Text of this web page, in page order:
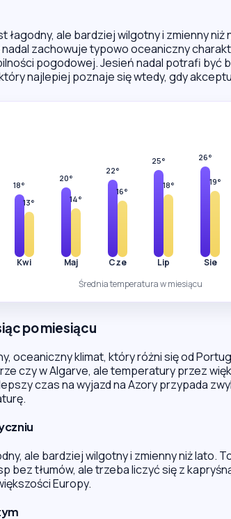
łagodny, ale bardziej wilgotny i zmienny
zachowuje typowo oceaniczny
pogodowej. Jesień nadal potrafi być
najlepiej poznaje się wtedy, gdy
18°
13°
Kwi
20°
14°
Maj
22°
16°
Cze
25°
18°
Lip
26°
19°
Sie
Średnia temperatura w miesiącu
po miesiącu
oceaniczny klimat, który różni się od
czy w Algarve, ale temperatury przez
czas na wyjazd na Azory przypada
ale bardziej wilgotny i zmienny niż lato.
bez tłumów, ale trzeba liczyć się z
Europy.